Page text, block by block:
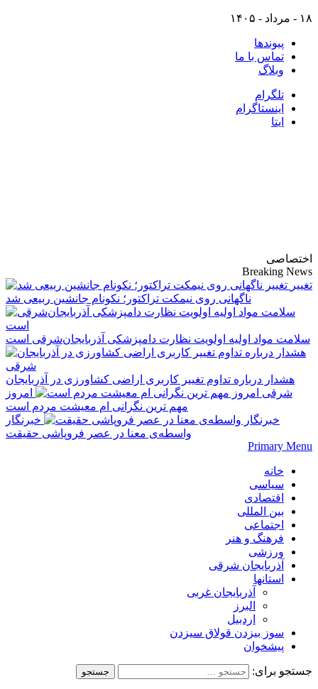
۱۸ - مرداد - ۱۴۰۵
پیوندها
تماس با ما
وبلاگ
تلگرام
اینستاگرام
ایتا
اختصاصی
Breaking News
تغییر
ناگهانی روی نیمکت تراکتور؛ نکونام جانشین ربیعی شد
سلامت مواد اولیه اولویت نظارت دامپزشکی آذربایجان‌شرقی است
هشدار درباره تداوم تغییر کاربری اراضی کشاورزی در آذربایجان
شرقی
امروز
مهم‌ ترین نگرانی‌ ام معیشت مردم است
خبرنگار
واسطه‌ی معنا در عصر فروپاشی حقیقت
Primary Menu
خانه
سیاسی
اقتصادی
بین المللی
اجتماعی
فرهنگ و هنر
ورزشی
آذربایجان شرقی
استانها
آذربایجان غربی
البرز
اردبیل
سوز بیزدن قولاق سیزدن
پیشخوان
جستجو برای: